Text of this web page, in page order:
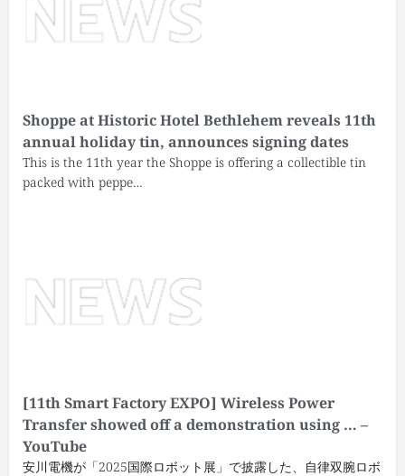
Shoppe at Historic Hotel Bethlehem reveals 11th
annual holiday tin, announces signing dates
This is the 11th year the Shoppe is offering a collectible tin
packed with peppe…
[11th Smart Factory EXPO] Wireless Power
Transfer showed off a demonstration using … –
YouTube
安川電機が「2025国際ロボット展」で披露した、自律双腕ロボ